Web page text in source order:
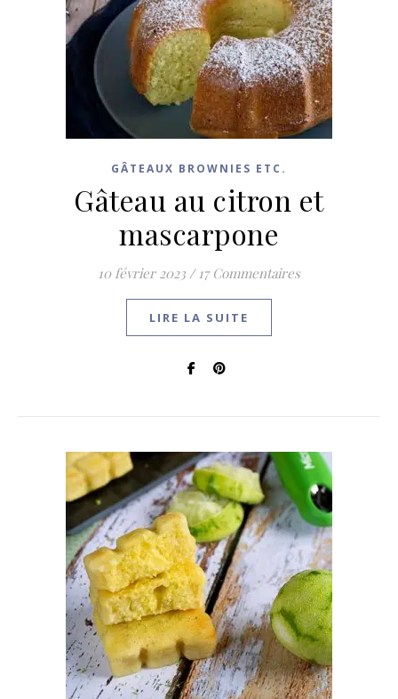
GÂTEAUX BROWNIES ETC.
Gâteau au citron et
mascarpone
10 février 2023 / 17 Commentaires
LIRE LA SUITE